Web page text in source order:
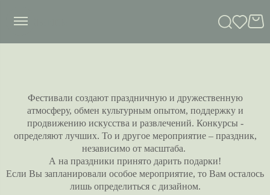
сныть
Фестивали создают праздничную и дружественную
атмосферу, обмен культурным опытом, поддержку и
продвижению искусства и развлечений. Конкурсы -
определяют лучших. То и другое мероприятие – праздник,
независимо от масштаба.
А на праздники принято дарить подарки!
Если Вы запланировали особое мероприятие, то Вам осталось
лишь определиться с дизайном.